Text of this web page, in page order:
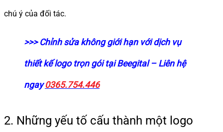
chú ý của đối tác.
>>> Chỉnh sửa không giới hạn với dịch vụ
thiết kế logo trọn gói tại Beegital – Liên hệ
ngay0365.754.446
2. Những yếu tố cấu thành một logo